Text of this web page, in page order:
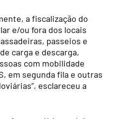
a fiscalização do
e/ou fora dos locais
passeios e
carga e descarga,
com mobilidade
em segunda fila e outras
esclareceu a